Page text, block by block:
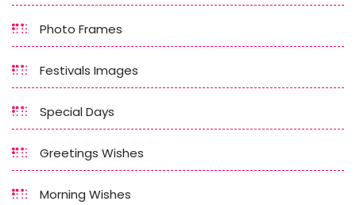
Photo Frames
Festivals Images
Special Days
Greetings Wishes
Morning Wishes